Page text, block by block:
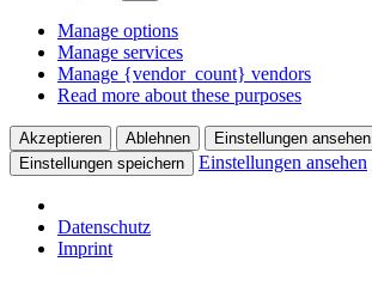
Manage options
Manage services
Manage {vendor_count} vendors
Read more about these purposes
Akzeptieren Ablehnen
Einstellungen ansehen
Einstellungen speichern
Einstellungen ansehen
Datenschutz
Imprint